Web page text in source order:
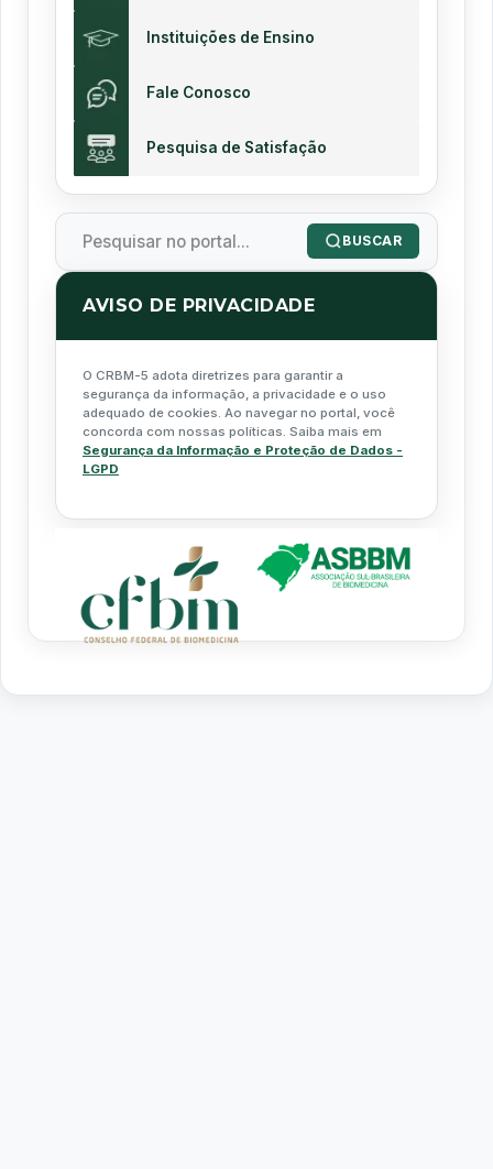
Instituições de Ensino
Fale Conosco
Pesquisa de Satisfação
BUSCAR
AVISO DE PRIVACIDADE
O CRBM-5 adota diretrizes para garantir a
segurança da informação, a privacidade e o uso
adequado de cookies. Ao navegar no portal, você
concorda com nossas políticas. Saiba mais em
Segurança da Informação e Proteção de Dados -
LGPD